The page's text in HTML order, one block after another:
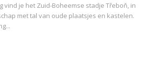
vind je het Zuid-Boheemse stadje Třeboň, in
met tal van oude plaatsjes en kastelen.